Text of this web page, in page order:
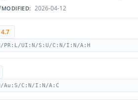
MODIFIED: 2026-04-12
PR:L/UI:N/S:U/C:N/I:N/A:H
Au:S/C:N/I:N/A:C